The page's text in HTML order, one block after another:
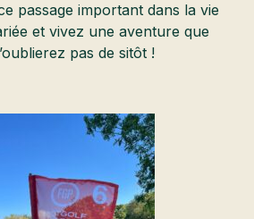
passage important dans la vie
et vivez une aventure que
pas de sitôt !